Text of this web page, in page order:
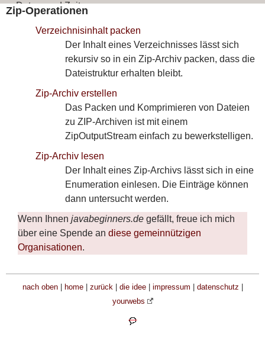
Datum und Zeit
Ein- und Ausgabe
Grafik
Klassen und Interfaces
Layout
Mac-Besonderheiten
Mathematisches
Sammlungen und Listen
Schleifen und Verzweigungen
Schrift
Swing
Zip-Operationen
Verzeichnisinhalt packen
Der Inhalt eines Verzeichnisses lässt sich
rekursiv so in ein Zip-Archiv packen, dass die
Dateistruktur erhalten bleibt.
Zip-Archiv erstellen
Das Packen und Komprimieren von Dateien
zu ZIP-Archiven ist mit einem
ZipOutputStream einfach zu bewerkstelligen.
Zip-Archiv lesen
Der Inhalt eines Zip-Archivs lässt sich in eine
Enumeration einlesen. Die Einträge können
dann untersucht werden.
Wenn Ihnen javabeginners.de gefällt, freue ich mich
über eine Spende an diese gemeinnützigen
Organisationen.
nach oben| home| zurück| die idee| impressum datenschutz
yourwebs